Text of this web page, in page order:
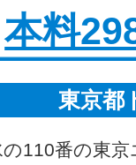
本料
東京都
110番の東